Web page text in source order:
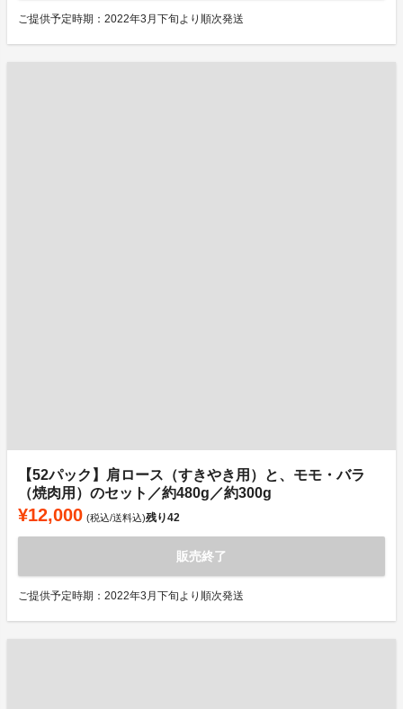
ご提供予定時期：2022年3月下旬より順次発送
【52パック】肩ロース（すきやき用）と、モモ・バラ
（焼肉用）のセット／約480g／約300g
¥12,000 (税込/送料込)残り42
販売終了
ご提供予定時期：2022年3月下旬より順次発送